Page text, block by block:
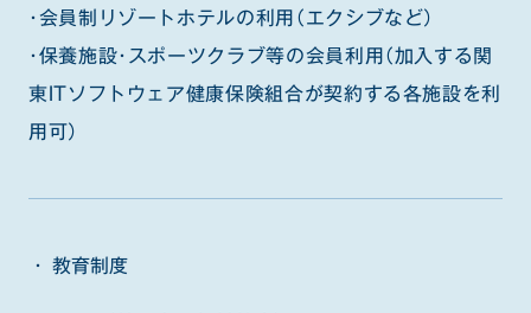
・会員制リゾートホテルの利用（エクシブなど）
・保養施設・スポーツクラブ等の会員利用（加入する関
東ITソフトウェア健康保険組合が契約する各施設を利
用可）
教育制度